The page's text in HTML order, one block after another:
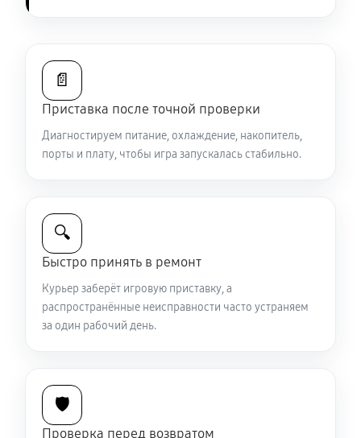
📄
Приставка после точной проверки
Диагностируем питание, охлаждение, накопитель,
порты и плату, чтобы игра запускалась стабильно.
🔍
Быстро принять в ремонт
Курьер заберёт игровую приставку, а
распространённые неисправности часто устраняем
за один рабочий день.
🛡️
Проверка перед возвратом